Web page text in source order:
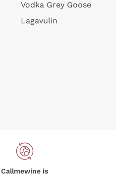
Vodka Grey Goose
Lagavulin
Callmewine is